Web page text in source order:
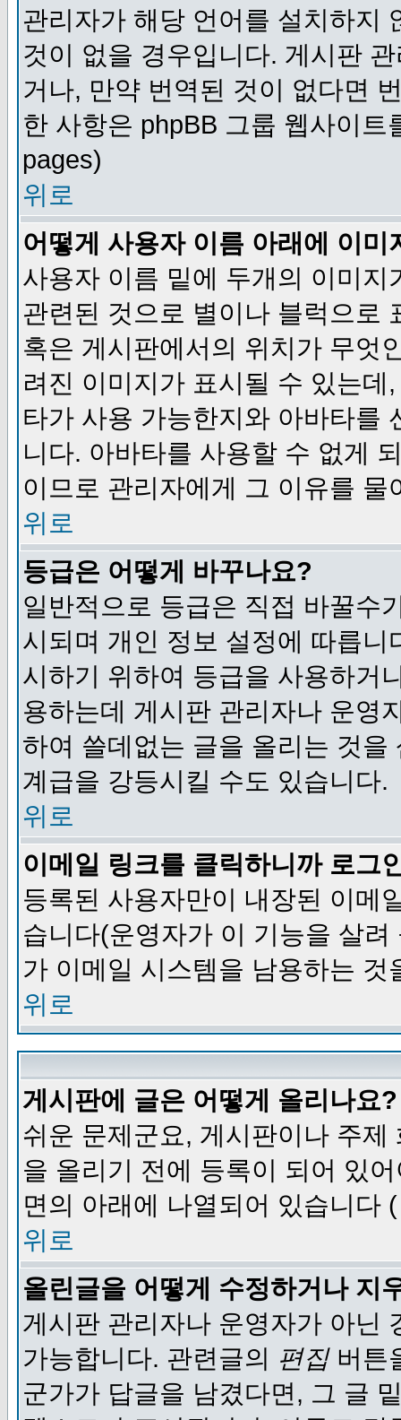
관리자가 해당 언어를 설치하지
것이 없을 경우입니다. 게시판
거나, 만약 번역된 것이 없다면
한 사항은 phpBB 그룹 웹사이
pages)
위로
어떻게 사용자 이름 아래에 이미
사용자 이름 밑에 두개의 이미
관련된 것으로 별이나 블럭으로
혹은 게시판에서의 위치가 무엇
려진 이미지가 표시될 수 있는
타가 사용 가능한지와 아바타를
니다. 아바타를 사용할 수 없게
이므로 관리자에게 그 이유를 물
위로
등급은 어떻게 바꾸나요?
일반적으로 등급은 직접 바꿀수
시되며 개인 정보 설정에 따릅
시하기 위하여 등급을 사용하거
용하는데 게시판 관리자나 운영
하여 쓸데없는 글을 올리는 것
계급을 강등시킬 수도 있습니다.
위로
이메일 링크를 클릭하니까 로그
등록된 사용자만이 내장된 이메
습니다(운영자가 이 기능을 살
가 이메일 시스템을 남용하는 것
위로
게시판에 글은 어떻게 올리나요?
쉬운 문제군요, 게시판이나 주
을 올리기 전에 등록이 되어 있
면의 아래에 나열되어 있습니다 (
위로
올린글을 어떻게 수정하거나 지
게시판 관리자나 운영자가 아닌
가능합니다. 관련글의 편집버튼
군가가 답글을 남겼다면, 그 글